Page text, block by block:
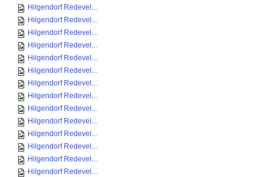
Hilgendorf Redevel...
Hilgendorf Redevel...
Hilgendorf Redevel...
Hilgendorf Redevel...
Hilgendorf Redevel...
Hilgendorf Redevel...
Hilgendorf Redevel...
Hilgendorf Redevel...
Hilgendorf Redevel...
Hilgendorf Redevel...
Hilgendorf Redevel...
Hilgendorf Redevel...
Hilgendorf Redevel...
Hilgendorf Redevel...